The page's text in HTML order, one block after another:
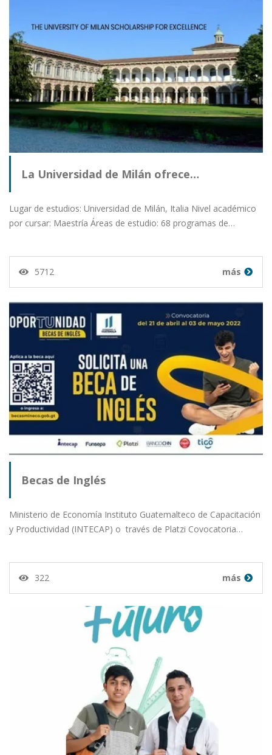
La Universidad de Milán ofrece…
Lugar de estudios: Universidad de Milán, Italia Nivel académico
por cursar: Maestría Áreas de estudio: 68 programas de…
5712 más
Becas de Inglés
Ministerio de Economía Instituto Guatemalteco de Capacitación
y Productividad (INTECAP) o través de Platzi Covocatoria…
322 más